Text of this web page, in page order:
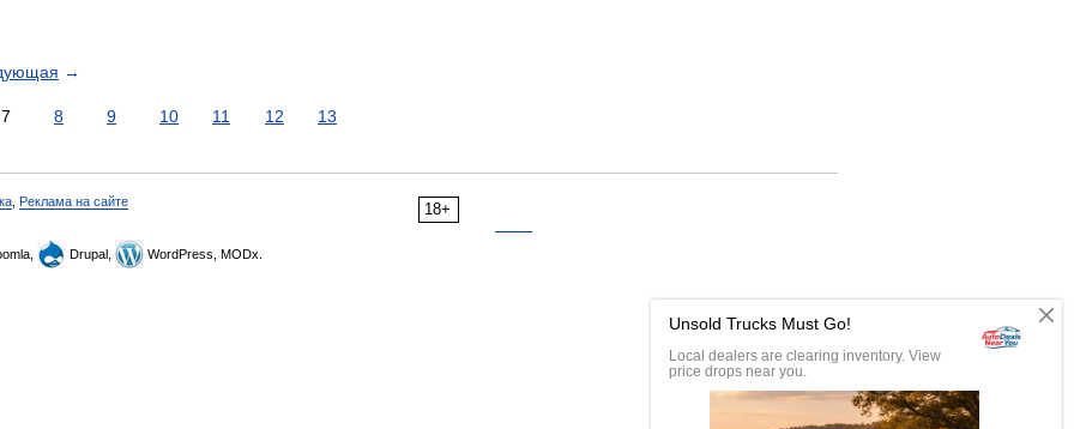
→
7 8 9 10 11 12 13
18+
Реклама на сайте
Drupal, WordPress, MODx.